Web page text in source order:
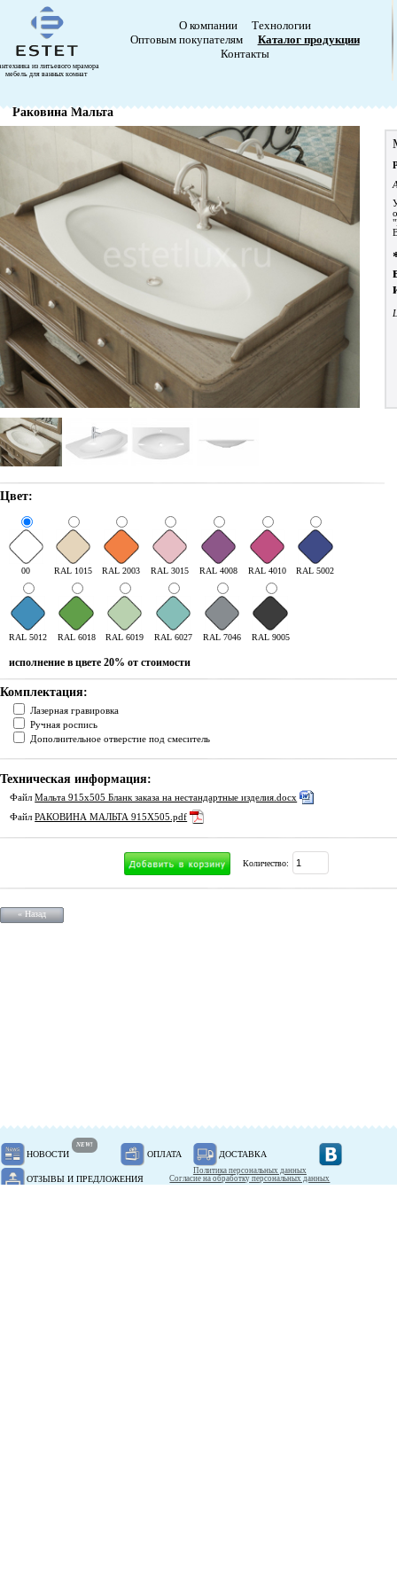
из литьевого мрамора
мебель для ванных комнат
О компании
Технологии
Оптовым покупателям
Каталог продукции
Контакты
Раковина Мальта
Цвет:
00 RAL 1015 RAL 2003 RAL 3015 RAL 4008 RAL 4010 RAL 5002
RAL 5012 RAL 6018 RAL 6019 RAL 6027 RAL 7046 RAL 9005
исполнение в цвете 20% от стоимости
Комплектация:
Лазерная гравировка
Ручная роспись
Дополнительное отверстие под смеситель
Техническая информация:
ФайлМальта 915х505 Бланк заказа на нестандартные изделия.docx
ФайлРАКОВИНА МАЛЬТА 915Х505.pdf
Количество:
« Назад
НОВОСТИ
NEW!
ОПЛАТА ДОСТАВКА
ОТЗЫВЫ И ПРЕДЛОЖЕНИЯ
Политика персональных данных
Согласие на обработку персональных данных